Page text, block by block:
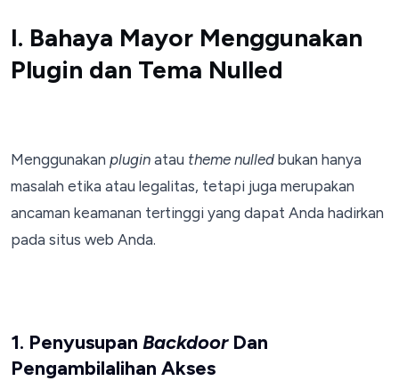
I. Bahaya Mayor Menggunakan
Plugin dan Tema Nulled
Menggunakan plugin atau theme nulled bukan hanya
masalah etika atau legalitas, tetapi juga merupakan
ancaman keamanan tertinggi yang dapat Anda hadirkan
pada situs web Anda.
1. Penyusupan BackdoorDan
Pengambilalihan Akses